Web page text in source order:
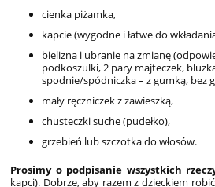
cienka piżamka,
kapcie (wygodne i łatwe do
bielizna i ubranie na zmianę
podkoszulki, 2 pary majteczek,
spodnie/spódniczka – z gumką, bez
mały ręczniczek z zawieszką,
chusteczki suche (pudełko),
grzebień lub szczotka do włosów.
Prosimy o podpisanie wszystkich
kapci). Dobrze, aby razem z dzieckiem